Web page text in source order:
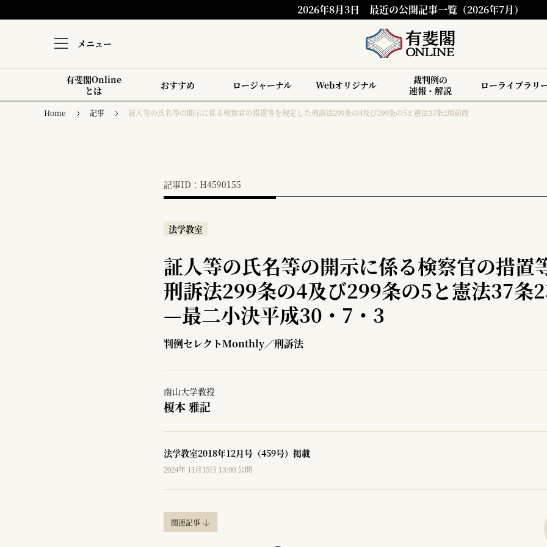
2026年8月3日 最近の公開記事一覧（2026年7月）
メニュー
有斐閣Online
とは
おすすめ ロージャーナル Webオリジナル
裁判例の
速報・解説
ローライブラリ
Home 記事 証人等の氏名等の開示に係る検察官の措置等を規定した刑訴法299条の4及び299条の5と憲法37条2項前段
記事ID：H4590155
法学教室
証人等の氏名等の開示に係る検察官の措置
刑訴法299条の4及び299条の5と憲法37条
—最二小決平成30・7・3
判例セレクトMonthly／刑訴法
南山大学教授
榎本 雅記
法学教室2018年12月号（459号）掲載
2024年 11月15日 13:00 公開
関連記事